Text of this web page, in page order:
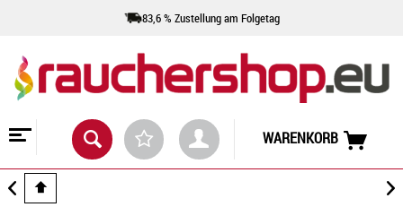
83,6 % Zustellung am Folgetag
WARENKORB